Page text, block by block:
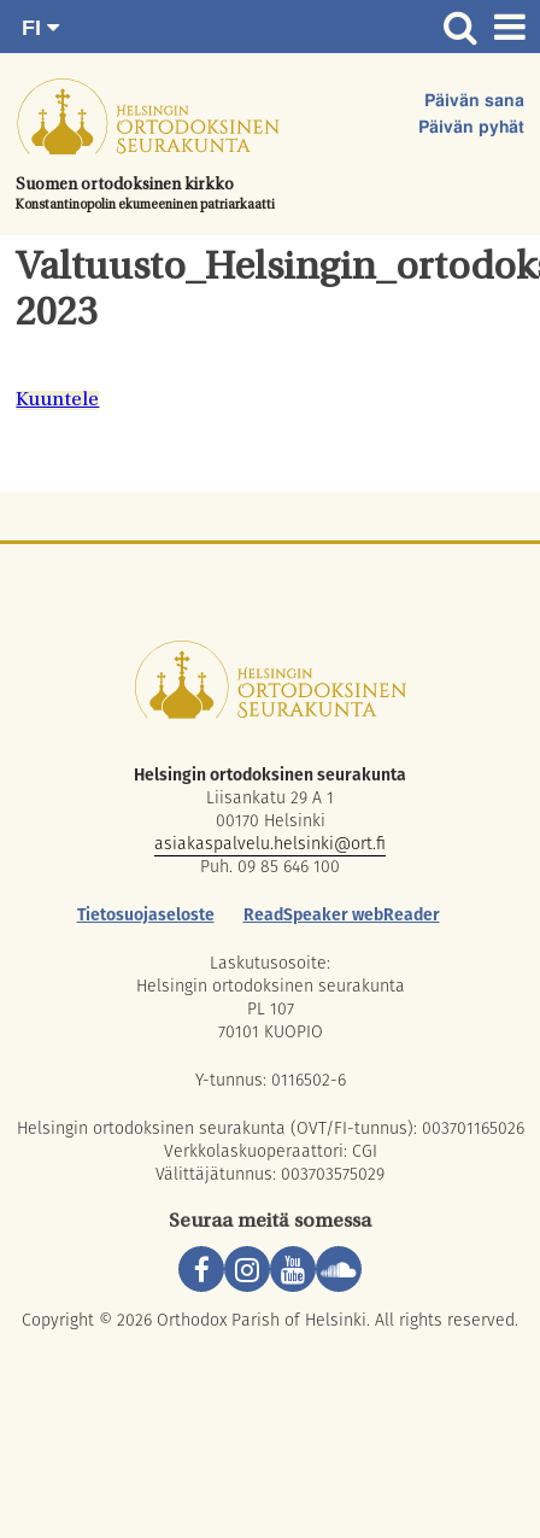
suoraan
sisältöön.
Suomen ortodoksinen kirkko
Konstantinopolin ekumeeninen patriarkaatti
Päivän sana
Päivän pyhät
FI
SV
EN
UA
Etusivu
Ajankohtaista
Juhlat & toimitukset
Kirkot
Apua & tukea
Hautausmaa
2023
Kuuntele
Helsingin ortodoksinen seurakunta
Liisankatu 29 A 1
00170 Helsinki
asiakaspalvelu.helsinki@ort.fi
Puh. 09 85 646 100
Tietosuojaseloste
ReadSpeaker webReader
Laskutusosoite:
Helsingin ortodoksinen seurakunta
PL 107
70101 KUOPIO
Y-tunnus: 0116502-6
Helsingin ortodoksinen seurakunta (OVT/FI-tunnus): 003701165026
Verkkolaskuoperaattori: CGI
Välittäjätunnus: 003703575029
Seuraa meitä somessa
Copyright © 2026 Orthodox Parish of Helsinki. All rights reserved.